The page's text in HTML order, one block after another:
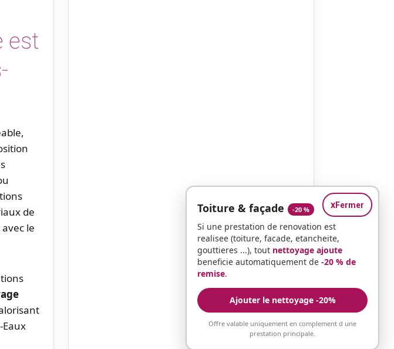
est
de
le
xFermer
Toiture & façade -20 %
Si une prestation de renovation est
realisee (toiture, facade, etancheite,
gouttieres ...), tout nettoyage ajoute
beneficie automatiquement de -20 % de
remise.
Ajouter le nettoyage -20%
Offre valable uniquement en complement d une
prestation principale.